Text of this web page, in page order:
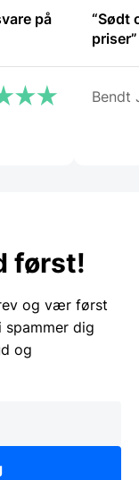
på
“Sødt
priser”
Bendt
først!
og vær først
dig
og